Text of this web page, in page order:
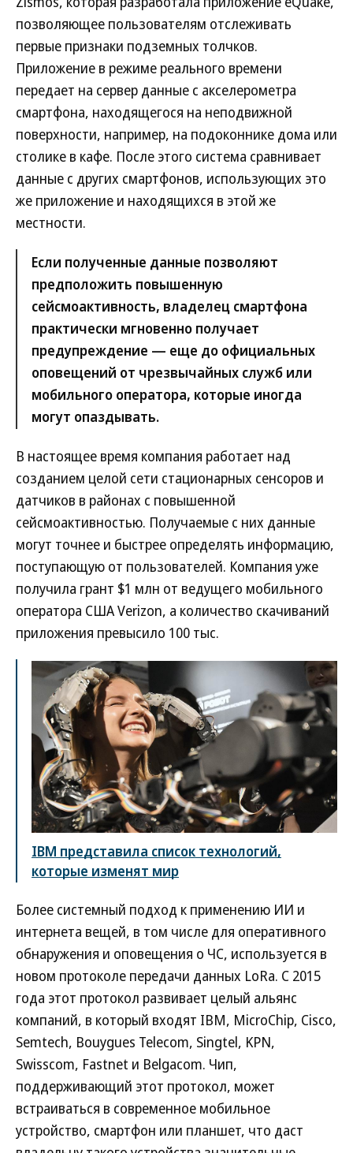
позволяющее пользователям отслеживать
первые признаки подземных толчков.
Приложение в режиме реального времени
передает на сервер данные с акселерометра
смартфона, находящегося на неподвижной
поверхности, например, на подоконнике дома или
столике в кафе. После этого система сравнивает
данные с других смартфонов, использующих это
же приложение и находящихся в этой же
местности.
Если полученные данные позволяют
предположить повышенную
сейсмоактивность, владелец смартфона
практически мгновенно получает
предупреждение — еще до официальных
оповещений от чрезвычайных служб или
мобильного оператора, которые иногда
могут опаздывать.
В настоящее время компания работает над
созданием целой сети стационарных сенсоров и
датчиков в районах с повышенной
сейсмоактивностью. Получаемые с них данные
могут точнее и быстрее определять информацию,
поступающую от пользователей. Компания уже
получила грант $1 млн от ведущего мобильного
оператора США Verizon, а количество скачиваний
приложения превысило 100 тыс.
IBM представила список технологий,
которые изменят мир
Более системный подход к применению ИИ и
интернета вещей, в том числе для оперативного
обнаружения и оповещения о ЧС, используется в
новом протоколе передачи данных LoRa. С 2015
года этот протокол развивает целый альянс
компаний, в который входят IBM, MicroChip, Cisco,
Semtech, Bouygues Telecom, Singtel, KPN,
Swisscom, Fastnet и Belgacom. Чип,
поддерживающий этот протокол, может
встраиваться в современное мобильное
устройство, смартфон или планшет, что даст